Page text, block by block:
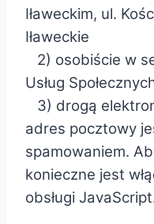
Iławeckim, ul.
Iławeckie
2) osobiście w
Usług
3) drogą
adres pocztowy
spamowaniem.
konieczne jest
obsługi